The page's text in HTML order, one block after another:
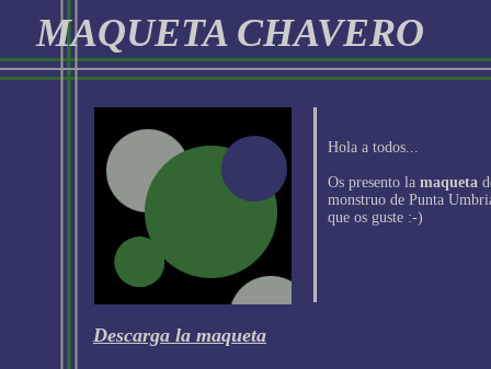
MAQUETA CHAVERO
Hola a todos...
Os presento la maqueta
monstruo de Punta
que os guste :-)
Descarga la maqueta